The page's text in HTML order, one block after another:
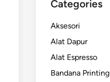
Categories
Aksesori
Alat Dapur
Alat Espresso
Bandana Printing